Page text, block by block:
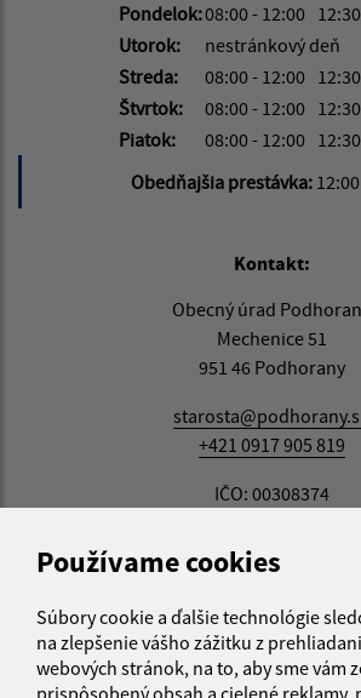
Používame cookies
Súbory cookie a ďalšie technológie
na zlepšenie vášho zážitku z
webových stránok, na to, aby sme vám
prispôsobený obsah a cielené reklamy,
Pondelok:08:00 - 12:00
Utorok:
nestránkový deň
Streda:
08:00 - 12:00
Štvrtok:
08:00 - 12:00
Piatok:
08:00 - 12:00
Obedňajšia prestávka:
Kontakt:
Obecný úrad
Mechenice 51
951 46 Podhorany
+421 0917 905 819
IČO: 00308374